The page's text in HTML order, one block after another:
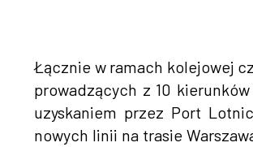
Łącznie w ramach kolejowej
prowadzących z 10
uzyskaniem przez Port
nowych linii na trasie